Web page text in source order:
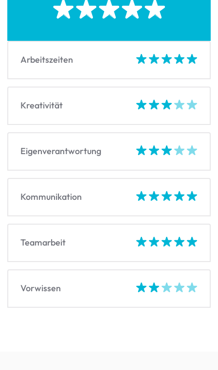
Arbeitszeiten
Kreativität
Eigenverantwortung
Kommunikation
Teamarbeit
Vorwissen